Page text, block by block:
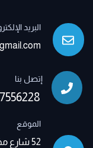
البريد
إتصل بنا
الموقع
52